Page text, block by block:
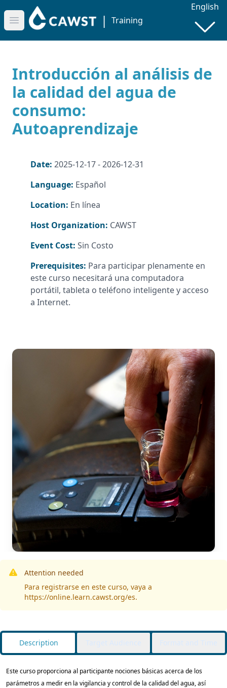
Open main menu | Training
English
Introducción al análisis de
la calidad del agua de
consumo:
Autoaprendizaje
Date: 2025-12-17 - 2026-12-31
Language: Español
Location: En línea
Host Organization: CAWST
Event Cost: Sin Costo
Prerequisites: Para participar plenamente en
este curso necesitará una computadora
portátil, tableta o teléfono inteligente y acceso
a Internet.
Attention needed
Para registrarse en este curso, vaya a
https://online.learn.cawst.org/es.
Description
Este curso proporciona al participante nociones básicas acerca de los
parámetros a medir en la vigilancia y control de la calidad del agua, así